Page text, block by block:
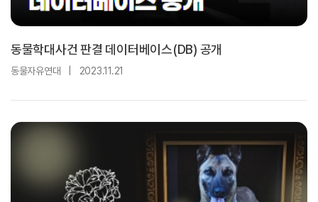
동물학대사건 판결 데이터베이스(DB) 공개
동물자유연대 2023.11.21